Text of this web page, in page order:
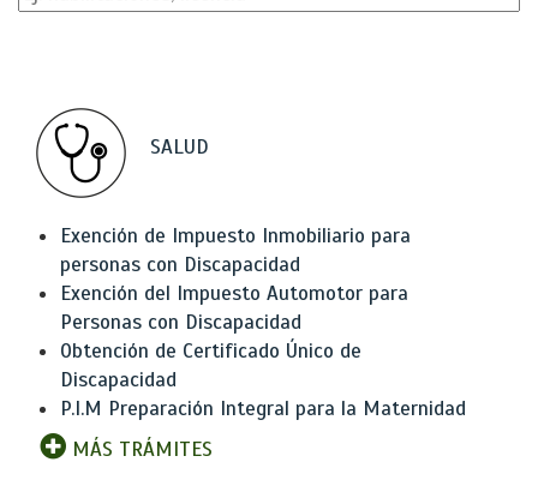
SALUD
Exención de Impuesto Inmobiliario para
personas con Discapacidad
Exención del Impuesto Automotor para
Personas con Discapacidad
Obtención de Certificado Único de
Discapacidad
P.I.M Preparación Integral para la Maternidad
MÁS TRÁMITES